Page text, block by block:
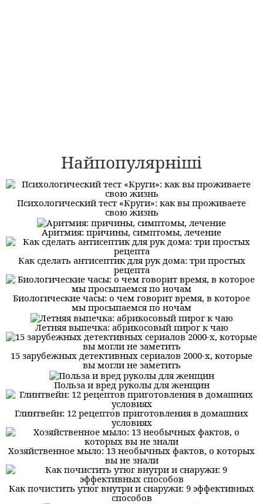
Найпопулярніші
Психологический тест «Круги»: как вы проживаете
свою жизнь
Аритмия: причины, симптомы, лечение
Как сделать антисептик для рук дома: три простых
рецепта
Биологические часы: о чем говорит время, в которое
мы просыпаемся по ночам
Летняя выпечка: абрикосовый пирог к чаю
15 зарубежных детективных сериалов 2000-х, которые
вы могли не заметить
Польза и вред руколы для женщин
Глинтвейн: 12 рецептов приготовления в домашних
условиях
Хозяйственное мыло: 13 необычных фактов, о которых
вы не знали
Как почистить утюг внутри и снаружи: 9 эффективных
способов